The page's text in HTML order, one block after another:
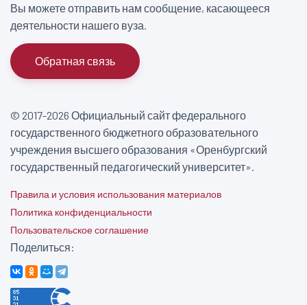
Вы можете отправить нам сообщение, касающееся
деятельности нашего вуза.
Обратная связь
© 2017-2026 Официальный сайт федерального
государственного бюджетного образовательного
учреждения высшего образования «Оренбургский
государственный педагогический университет».
Правила и условия использования материалов
Политика конфиденциальности
Пользовательское соглашение
Поделиться: